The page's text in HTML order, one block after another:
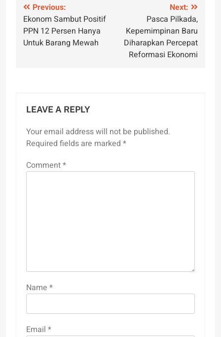
Post
navigation
Previous:
Ekonom Sambut Positif
PPN 12 Persen Hanya
Untuk Barang Mewah
Next:
Pasca Pilkada,
Kepemimpinan Baru
Diharapkan Percepat
Reformasi Ekonomi
LEAVE A REPLY
Your email address will not be published.
Required fields are marked *
Comment*
Name *
Email *